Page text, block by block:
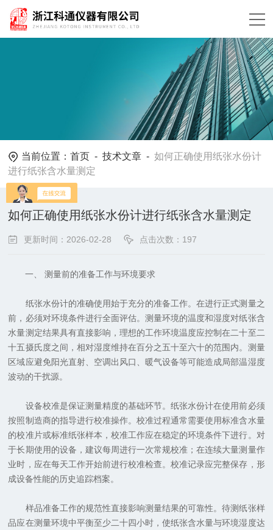
当前位置：首页 -技术文章 -如何正确使用纸张水份计
进行纸张含水量测定
如何正确使用纸张水份计进行纸张含水量测定
更新时间：2026-02-28 点击次数：197
一、 测量前的准备工作与环境要求
纸张水份计的准确使用始于充分的准备工作。在进行正式测量之
前，必须对环境条件进行全面评估。测量环境的温度和湿度对纸张含
水量测定结果具有直接影响，理想的工作环境温度应控制在二十至二
十五摄氏度之间，相对湿度维持在百分之五十至六十的范围内。测量
区域应避免阳光直射、空调出风口、暖气设备等可能造成局部温湿度
波动的干扰源。
设备校准是保证测量精度的基础环节。纸张水份计在使用前必须
按照制造商的指导进行校准操作。校准过程通常需要使用标准含水量
的校准片或标准纸张样本，校准工作应在稳定的环境条件下进行。对
于长期使用的设备，建议每周进行一次常规校准；在连续大量测量作
业时，应在每天工作开始前进行校准检查。校准记录应完整保存，形
成设备性能的历史追踪档案。
样品准备工作的规范性直接影响测量结果的可靠性。待测纸张样
品应在测量环境中平衡至少二十四小时，使纸张含水量与环境湿度达